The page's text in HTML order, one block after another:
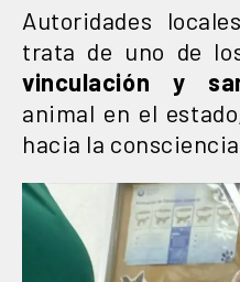
Autoridades
trata de uno de
vinculación y
animal en el
hacia la